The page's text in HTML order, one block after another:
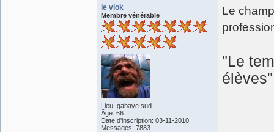
le viok
Membre vénérable
Lieu: gabaye sud
Âge: 66
Date d'inscription: 03-11-2010
Messages: 7883
Le
"Le